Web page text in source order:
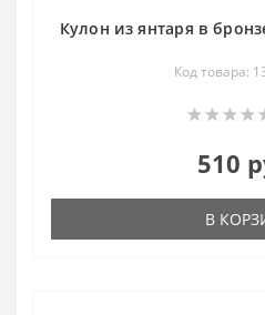
Кулон из янтаря в
Код товара:
510
В